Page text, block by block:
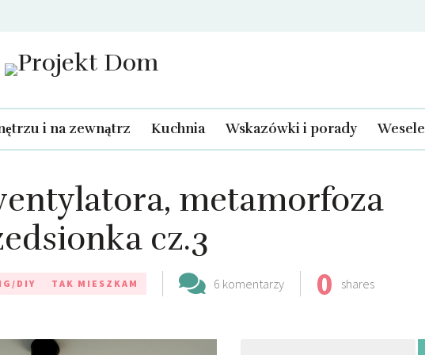
Projekt Dom
i na zewnątrz Kuchnia Wskazówki i porady Wesele
metamorfoza
cz.3
DIY TAK MIESZKAM 6 komentarzy 0 shares